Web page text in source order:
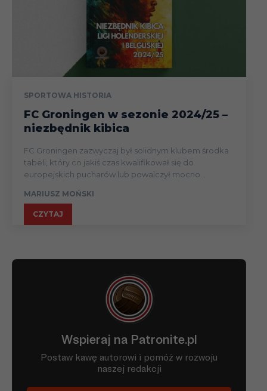
SPORTOWA HISTORIA
FC Groningen w sezonie 2024/25 –
niezbędnik kibica
FC Groningen zazwyczaj był solidnym klubem środka
tabeli, który co jakiś czas kwalifikował się do
europejskich pucharów lub powalczył mocno...
MARIUSZ MOŃSKI
CZYTAJ